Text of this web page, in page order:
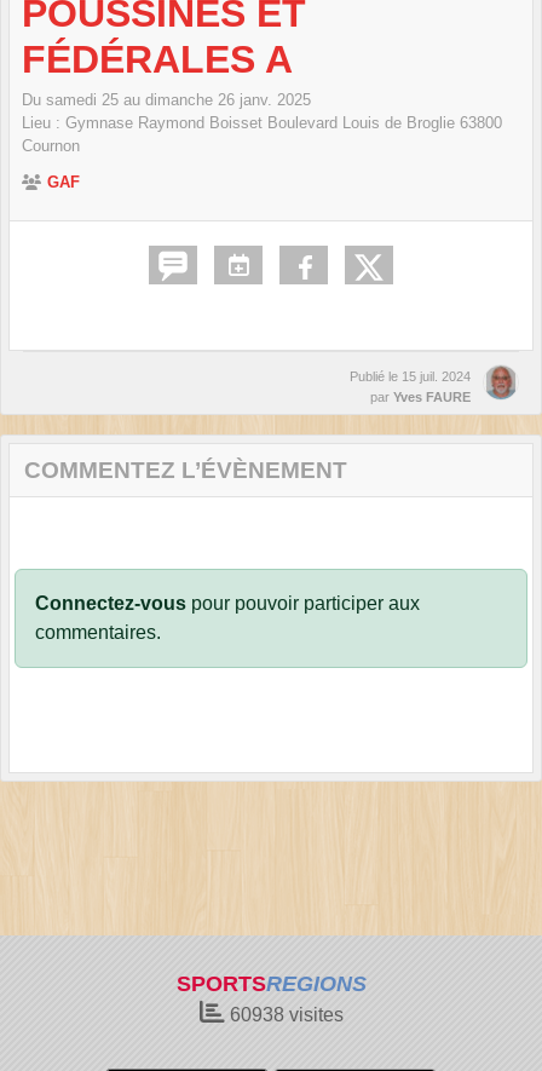
POUSSINES ET
FÉDÉRALES A
Du samedi 25 au dimanche 26 janv. 2025
Lieu : Gymnase Raymond Boisset Boulevard Louis de Broglie 63800
Cournon
GAF
Publié le 15 juil. 2024
par Yves FAURE
COMMENTEZ L’ÉVÈNEMENT
Connectez-vous pour pouvoir participer aux
commentaires.
SPORTSREGIONS
60938visites